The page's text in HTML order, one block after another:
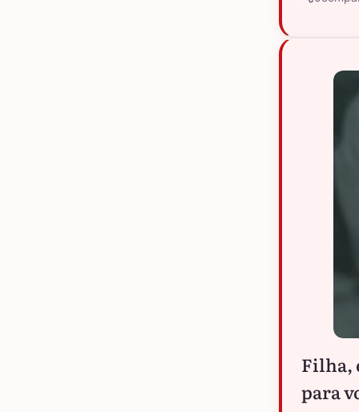
Filha,
para